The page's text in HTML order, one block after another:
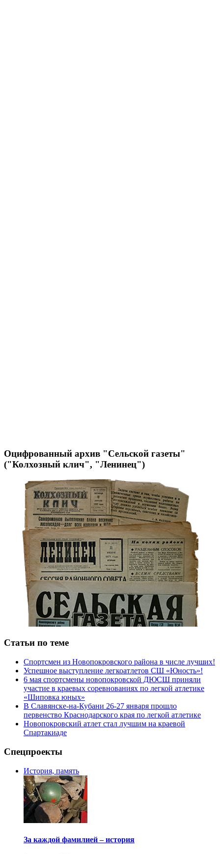
Оцифрованный архив "Сельской газеты"
("Колхозный клич", "Ленинец")
Статьи по теме
Спортсмен из Новопокровского района в числе лучших!
Успешное выступление легкоатлетов СШ «Юность»!
6 мая спортсмены новопокровской ДЮСШ приняли
участие в краевых соревнованиях по легкой атлетике
«Шиповка юных»
В Славянске-на-Кубани 26-27 января прошло
первенство Краснодарского края по легкой атлетике
Новопокровский атлет стал лучшим на краевой
Спартакиаде
Спецпроекты
История, память
За каждой фамилией – история